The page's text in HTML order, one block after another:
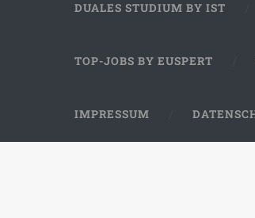
DUALES STUDIUM BY IST
TOP-JOBS BY EUSPERT
IMPRESSUM